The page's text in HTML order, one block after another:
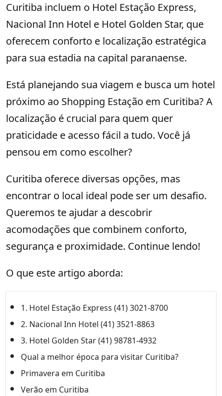
Curitiba incluem o Hotel Estação Express,
Nacional Inn Hotel e Hotel Golden Star, que
oferecem conforto e localização estratégica
para sua estadia na capital paranaense.
Está planejando sua viagem e busca um hotel
próximo ao Shopping Estação em Curitiba? A
localização é crucial para quem quer
praticidade e acesso fácil a tudo. Você já
pensou em como escolher?
Curitiba oferece diversas opções, mas
encontrar o local ideal pode ser um desafio.
Queremos te ajudar a descobrir
acomodações que combinem conforto,
segurança e proximidade. Continue lendo!
O que este artigo aborda:
1. Hotel Estação Express (41) 3021-8700
2. Nacional Inn Hotel (41) 3521-8863
3. Hotel Golden Star (41) 98781-4932
Qual a melhor época para visitar Curitiba?
Primavera em Curitiba
Verão em Curitiba